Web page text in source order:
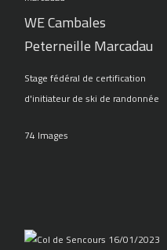
WE Cambales
Peterneille Marcadau
Stage fédéral de certification
d'initiateur de ski de randonnée
74 Images